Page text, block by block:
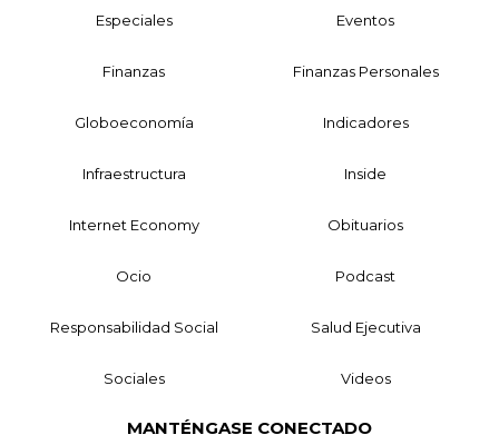
Especiales Eventos
Finanzas Finanzas Personales
Globoeconomía Indicadores
Infraestructura Inside
Internet Economy Obituarios
Ocio Podcast
Responsabilidad Social Salud Ejecutiva
Sociales Videos
MANTÉNGASE CONECTADO